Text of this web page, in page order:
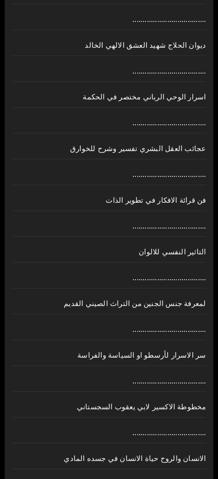
....................................
ديوان الحلاج شهيد العشق الالهي الخالد
....................................
اسرار الوحي الرباني مختصر في الحكمة
....................................
عجائب العقل البشري تفسير وشرح للخوارق
....................................
فن قرائة الافكار في تطوير الذات
....................................
التاثير النفسي للالوان
....................................
لمعرفة جنس الجنين من التراث الصيني القديم
....................................
سر الاسرار لأرسطو او السياسة والفراسة
....................................
مخطوطة الاكسير لابي يعقوب السجستاني
....................................
الانسان والروح حياة الانسان في جسده المادي